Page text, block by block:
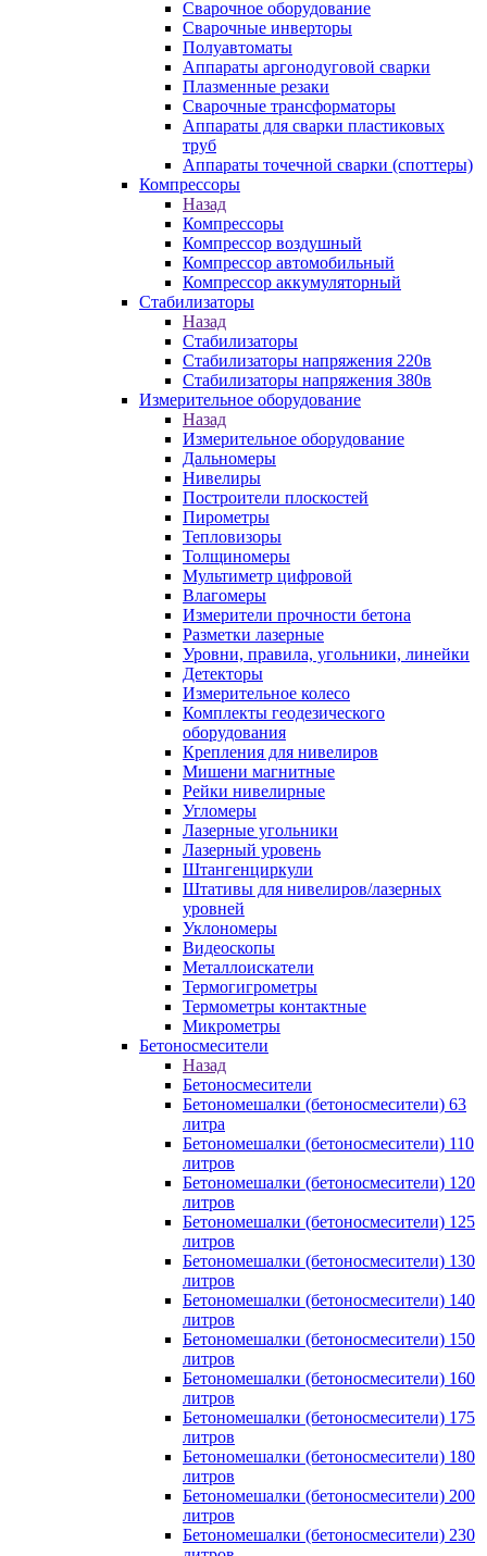
Сварочное оборудование
Сварочные инверторы
Полуавтоматы
Аппараты аргонодуговой сварки
Плазменные резаки
Сварочные трансформаторы
Аппараты для сварки пластиковых
труб
Аппараты точечной сварки (споттеры)
Компрессоры
Назад
Компрессоры
Компрессор воздушный
Компрессор автомобильный
Компрессор аккумуляторный
Стабилизаторы
Назад
Стабилизаторы
Стабилизаторы напряжения 220в
Стабилизаторы напряжения 380в
Измерительное оборудование
Назад
Измерительное оборудование
Дальномеры
Нивелиры
Построители плоскостей
Пирометры
Тепловизоры
Толщиномеры
Мультиметр цифровой
Влагомеры
Измерители прочности бетона
Разметки лазерные
Уровни, правила, угольники, линейки
Детекторы
Измерительное колесо
Комплекты геодезического
оборудования
Крепления для нивелиров
Мишени магнитные
Рейки нивелирные
Угломеры
Лазерные угольники
Лазерный уровень
Штангенциркули
Штативы для нивелиров/лазерных
уровней
Уклономеры
Видеоскопы
Металлоискатели
Термогигрометры
Термометры контактные
Микрометры
Бетоносмесители
Назад
Бетоносмесители
Бетономешалки (бетоносмесители) 63
литра
Бетономешалки (бетоносмесители) 110
литров
Бетономешалки (бетоносмесители) 120
литров
Бетономешалки (бетоносмесители) 125
литров
Бетономешалки (бетоносмесители) 130
литров
Бетономешалки (бетоносмесители) 140
литров
Бетономешалки (бетоносмесители) 150
литров
Бетономешалки (бетоносмесители) 160
литров
Бетономешалки (бетоносмесители) 175
литров
Бетономешалки (бетоносмесители) 180
литров
Бетономешалки (бетоносмесители) 200
литров
Бетономешалки (бетоносмесители) 230